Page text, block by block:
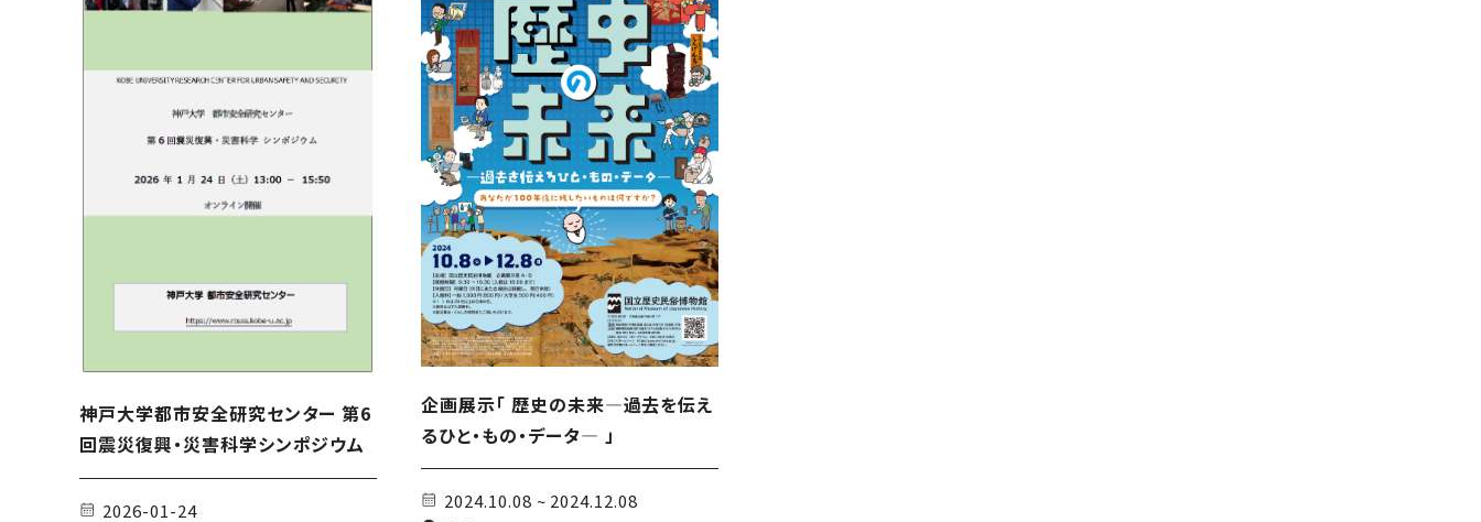
神戸大学都市安全研究センター 第6
回震災復興・災害科学シンポジウム
2026-01-24
企画展示「 歴史の未来―過去を伝え
るひと・もの・データ― 」
2024.10.08 ~ 2024.12.08